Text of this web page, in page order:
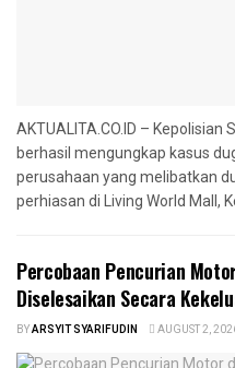
AKTUALITA.CO.ID – Kepolisian
berhasil mengungkap kasus
perusahaan yang melibatkan
perhiasan di Living World Mall,
‎Percobaan Pencurian
Diselesaikan Secara
BYARSYIT SYARIFUDIN AUGUST 2,